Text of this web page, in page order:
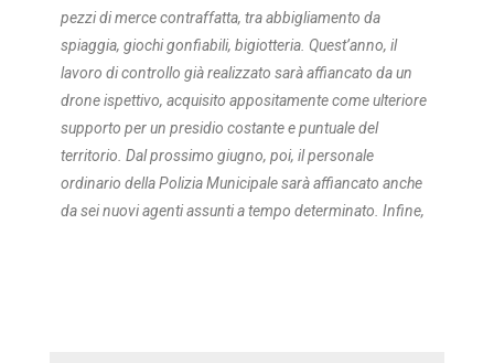
pezzi di merce contraffatta, tra abbigliamento da
spiaggia, giochi gonfiabili, bigiotteria. Quest’anno, il
lavoro di controllo già realizzato sarà affiancato da un
drone ispettivo, acquisito appositamente come ulteriore
supporto per un presidio costante e puntuale del
territorio. Dal prossimo giugno, poi, il personale
ordinario della Polizia Municipale sarà affiancato anche
da sei nuovi agenti assunti a tempo determinato. Infine,